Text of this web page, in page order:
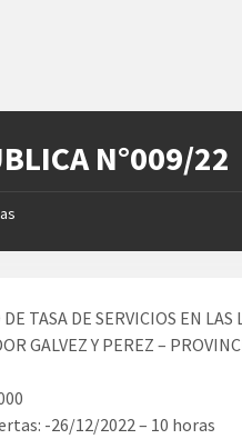
N°009/22
TASA DE SERVICIOS EN LAS
GALVEZ Y PEREZ –
-26/12/2022 – 10 horas